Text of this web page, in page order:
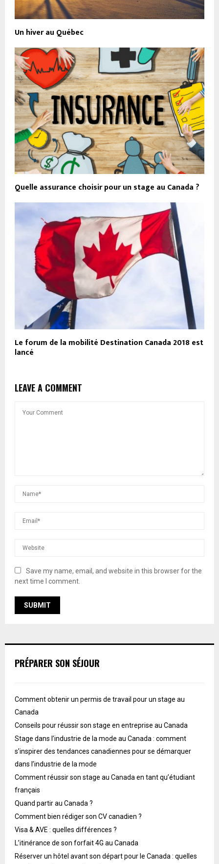
Un hiver au Québec
Quelle assurance choisir pour un stage au Canada ?
Le forum de la mobilité Destination Canada 2018 est
lancé
LEAVE A COMMENT
Save my name, email, and website in this browser for the
next time I comment.
PRÉPARER SON SÉJOUR
Comment obtenir un permis de travail pour un stage au
Canada
Conseils pour réussir son stage en entreprise au Canada
Stage dans l’industrie de la mode au Canada : comment
s’inspirer des tendances canadiennes pour se démarquer
dans l’industrie de la mode
Comment réussir son stage au Canada en tant qu’étudiant
français
Quand partir au Canada ?
Comment bien rédiger son CV canadien ?
Visa & AVE : quelles différences ?
L’itinérance de son forfait 4G au Canada
Réserver un hôtel avant son départ pour le Canada : quelles